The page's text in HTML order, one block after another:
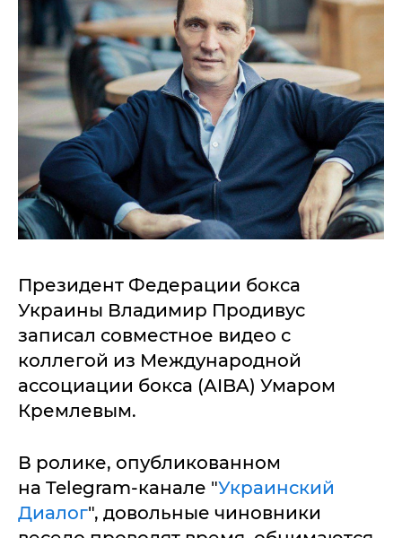
Президент Федерации бокса
Украины Владимир Продивус
записал совместное видео с
коллегой из Международной
ассоциации бокса (AIBA) Умаром
Кремлевым.
В ролике, опубликованном
на Telegram-канале "Украинский
Диалог", довольные чиновники